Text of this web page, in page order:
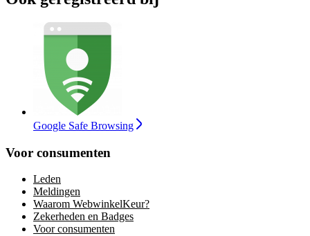
Google Safe Browsing
Voor consumenten
Leden
Meldingen
Waarom WebwinkelKeur?
Zekerheden en Badges
Voor consumenten